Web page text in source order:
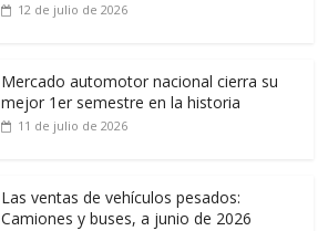
12 de julio de 2026
Mercado automotor nacional cierra su
mejor 1er semestre en la historia
11 de julio de 2026
Las ventas de vehículos pesados:
Camiones y buses, a junio de 2026